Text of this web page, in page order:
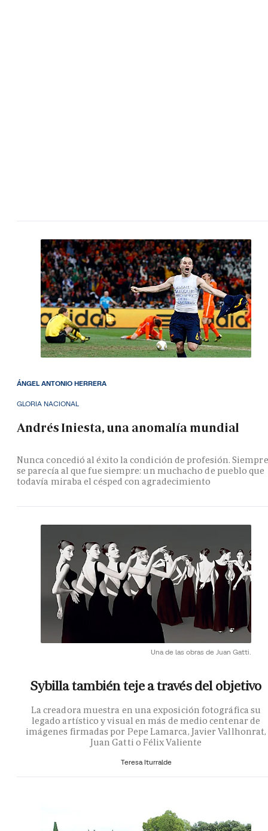
GLORIA NACIONAL
Andrés Iniesta, una anomalía mundial
Nunca concedió al éxito la condición de profesión. Siempre
se parecía al que fue siempre: un muchacho de pueblo que
todavía miraba el césped con agradecimiento
ÁNGEL ANTONIO HERRERA
Una de las obras de Juan Gatti.
Sybilla también teje a través del objetivo
La creadora muestra en una exposición fotográfica su
legado artístico y visual en más de medio centenar de
imágenes firmadas por Pepe Lamarca, Javier Vallhonrat,
Juan Gatti o Félix Valiente
Teresa Iturralde